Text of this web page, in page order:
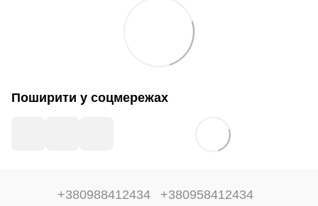
Поширити у соцмережах
+380988412434 +380958412434